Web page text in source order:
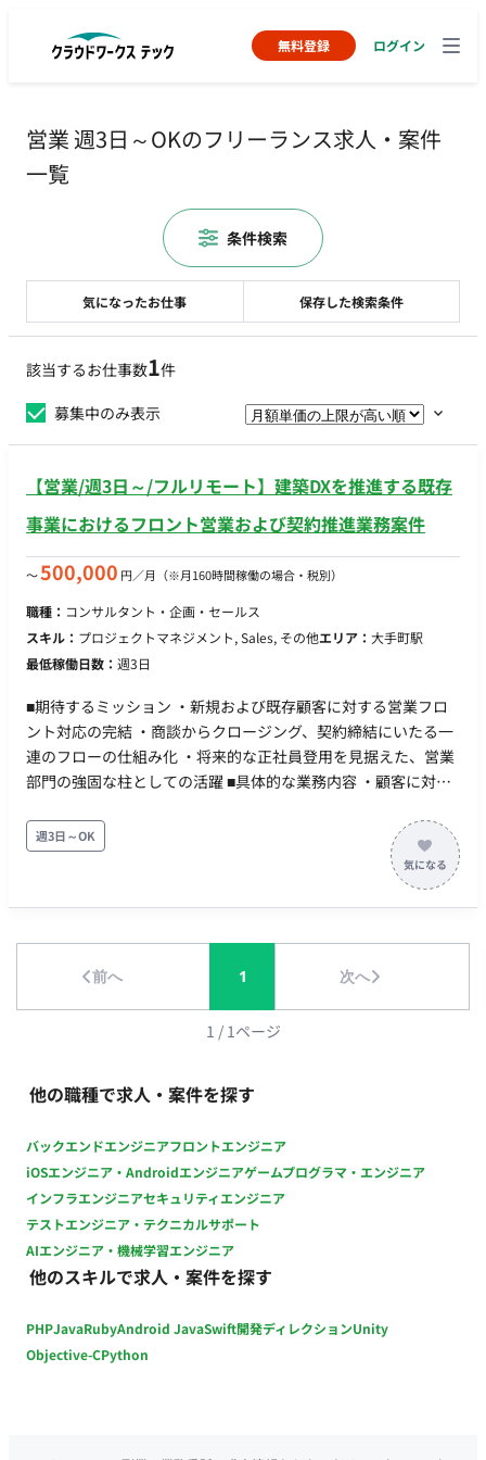
無料登録 ログイン
営業 週3日～OKのフリーランス求人・案件
一覧
該当するお仕事数1件
募集中のみ表示
【営業/週3日～/フルリモート】建築DXを推進する既存
事業におけるフロント営業および契約推進業務案件
〜500,000 円／月 （※月160時間稼働の場合・税別）
職種： コンサルタント・企画・セールス
スキル： プロジェクトマネジメント, Sales, その他エリア： 大手町駅
最低稼働日数： 週3日
■期待するミッション ・新規および既存顧客に対する営業フロ
ント対応の完結 ・商談からクロージング、契約締結にいたる一
連のフローの仕組み化 ・将来的な正社員登用を見据えた、営業
部門の強固な柱としての活躍 ■具体的な業務内容 ・顧客に対す
けた条件交渉およびリーガルチェックを含む契約書作成 ・販売
代理店との連携およびルート拡大に向けた営業アプローチ ■リ
週3日～OK
前へ 1 次へ
1 / 1ページ
他の職種で求人・案件を探す
バックエンドエンジニアフロントエンジニア
iOSエンジニア・Androidエンジニアゲームプログラマ・エンジニア
インフラエンジニアセキュリティエンジニア
テストエンジニア・テクニカルサポート
AIエンジニア・機械学習エンジニア
他のスキルで求人・案件を探す
PHPJavaRubyAndroid JavaSwift開発ディレクションUnity
Objective-CPython
気になったお仕事 保存した検索条件
条件検索